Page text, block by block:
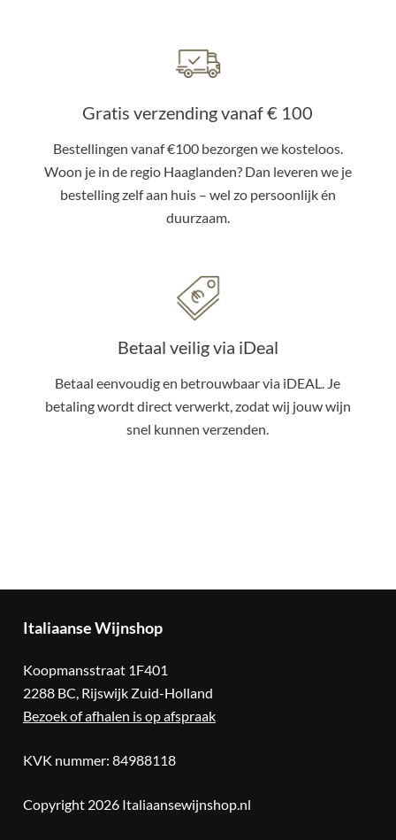
Gratis verzending vanaf € 100
Bestellingen vanaf €100 bezorgen we kosteloos.
Woon je in de regio Haaglanden? Dan leveren we je
bestelling zelf aan huis – wel zo persoonlijk én
duurzaam.
Betaal veilig via iDeal
Betaal eenvoudig en betrouwbaar via iDEAL. Je
betaling wordt direct verwerkt, zodat wij jouw wijn
snel kunnen verzenden.
ItaliaanseWijnshop
Koopmansstraat 1F401
2288 BC, Rijswijk Zuid-Holland
Bezoek of afhalen is op afspraak
KVK nummer: 84988118
Copyright 2026 Italiaansewijnshop.nl